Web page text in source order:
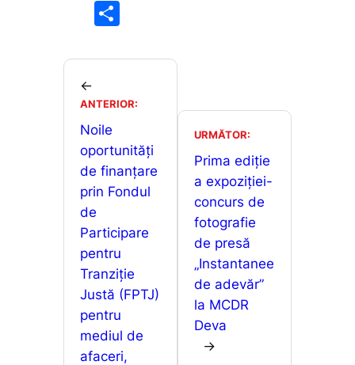
e
o
k
l
p
p
n
g
er
ta
a
z
ă
←
ANTERIOR:
Noile
oportunități
de finanțare
prin Fondul
de
Participare
pentru
Tranziție
Justă (FPTJ)
pentru
mediul de
afaceri,
URMĂTOR:
Prima ediție
a expoziției-
concurs de
fotografie
de presă
„Instantanee
de adevăr”
la MCDR
Deva
→